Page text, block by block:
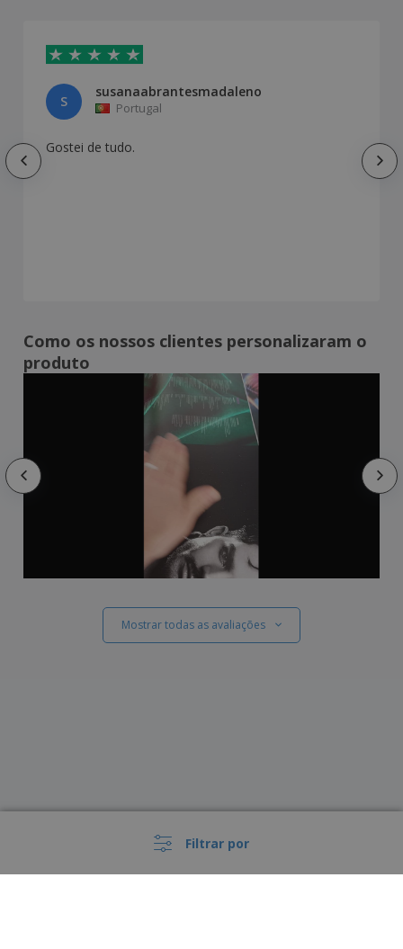
Filtrar por
S
susanaabrantesmadaleno
Portugal
Gostei de tudo.
Como os nossos clientes personalizaram o
produto
Mostrar todas as avaliações